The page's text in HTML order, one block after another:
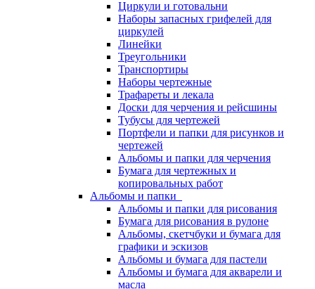
Циркули и готовальни
Наборы запасных грифелей для
циркулей
Линейки
Треугольники
Транспортиры
Наборы чертежные
Трафареты и лекала
Доски для черчения и рейсшины
Тубусы для чертежей
Портфели и папки для рисунков и
чертежей
Альбомы и папки для черчения
Бумага для чертежных и
копировальных работ
Альбомы и папки
Альбомы и папки для рисования
Бумага для рисования в рулоне
Альбомы, скетчбуки и бумага для
графики и эскизов
Альбомы и бумага для пастели
Альбомы и бумага для акварели и
масла